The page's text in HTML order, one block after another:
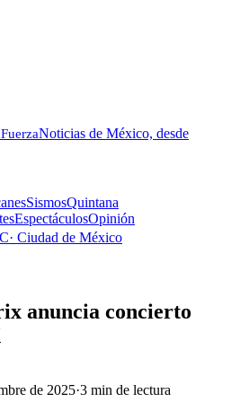
FuerzaNoticias de México, desde
SismosQuintana
EspectáculosOpinión
· Ciudad de México
anuncia concierto
de 2025·3 min de lectura